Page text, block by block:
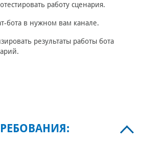
работу сценария.
бота в нужном вам канале.
результаты работы бота